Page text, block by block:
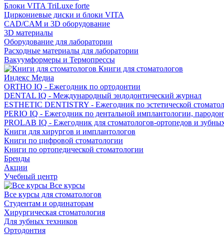
Блоки VITA TriLuxe forte
Циркониевые диски и блоки VITA
CAD/CAM и 3D оборудование
3D материалы
Оборудование для лаборатории
Расходные материалы для лаборатории
Вакуумформеры и Термопрессы
Книги для стоматологов
Индекс Медиа
ORTHO IQ - Ежегодник по ортодонтии
DENTAL IQ - Международный эндодонтический журнал
ESTHETIC DENTISTRY - Ежегодник по эстетической
PERIO IQ - Ежегодник по дентальной имплантологии,
PROLAB IQ - Ежегодник для стоматологов-ортопедов и
Книги для хирургов и имплантологов
Книги по цифровой стоматологии
Книги по ортопедической стоматологии
Бренды
Акции
Учебный центр
Все курсы
Все курсы для стоматологов
Студентам и ординаторам
Хирургическая стоматология
Для зубных техников
Ортодонтия